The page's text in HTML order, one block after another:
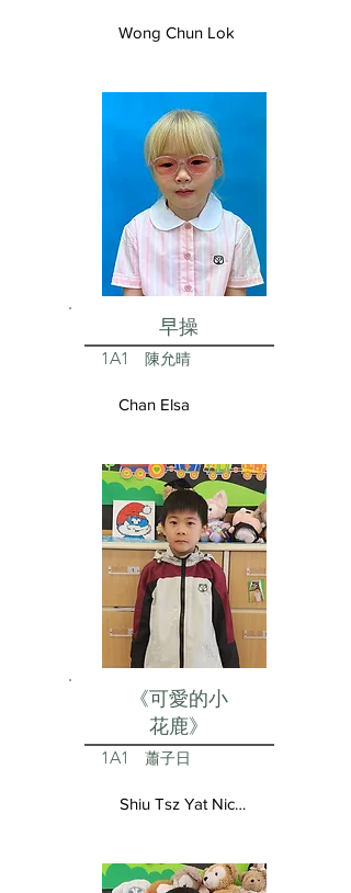
Wong Chun Lok
早操
1A1 陳允晴
Chan Elsa
《可愛的小
花鹿》
1A1 蕭子日
Shiu Tsz Yat Nicolas